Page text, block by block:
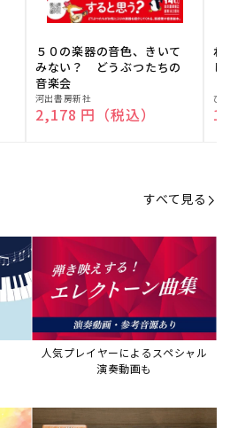
５０の楽器の音色、きいて
みない？ どうぶつたちの
音楽会
販
売
河出書房新社
通常価格
2,178 円（税込）
ね
販
売
ひ
すべて見る
人気プレイヤーによるスペシャル
演奏動画も